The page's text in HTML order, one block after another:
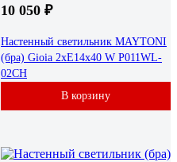
10 050 ₽
Настенный светильник MAYTONI
(бра) Gioia 2хE14x40 W P011WL-
02CH
В корзину